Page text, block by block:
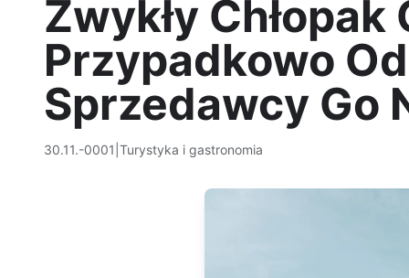
Zwykły
Przypadkowo
Sprzedawcy Go
30.11.-0001 Turystyka i gastronomia